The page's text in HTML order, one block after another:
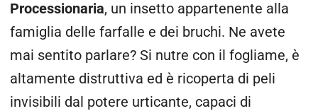
Processionaria, un insetto appartenente alla
famiglia delle farfalle e dei bruchi. Ne avete
mai sentito parlare? Si nutre con il fogliame, è
altamente distruttiva ed è ricoperta di peli
invisibili dal potere urticante, capaci di